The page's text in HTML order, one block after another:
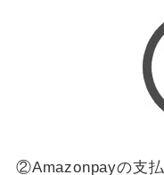
②Amazonpayの支払